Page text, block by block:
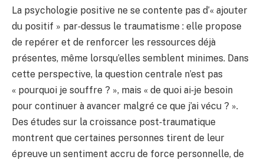
La psychologie positive ne se contente pas d’« ajouter
du positif » par‑dessus le traumatisme : elle propose
de repérer et de renforcer les ressources déjà
présentes, même lorsqu’elles semblent minimes. Dans
cette perspective, la question centrale n’est pas
« pourquoi je souffre ? », mais « de quoi ai‑je besoin
pour continuer à avancer malgré ce que j’ai vécu ? ».
Des études sur la croissance post‑traumatique
montrent que certaines personnes tirent de leur
épreuve un sentiment accru de force personnelle, de